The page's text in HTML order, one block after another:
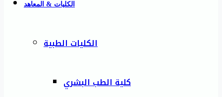
الكليات & المعاهد
الكليات الطبية
كلية الطب البشري